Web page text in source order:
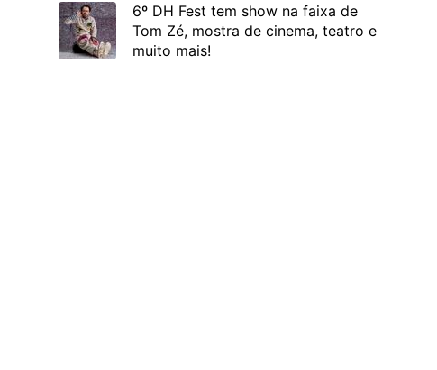
6º DH Fest tem show na faixa de
Tom Zé, mostra de cinema, teatro e
muito mais!